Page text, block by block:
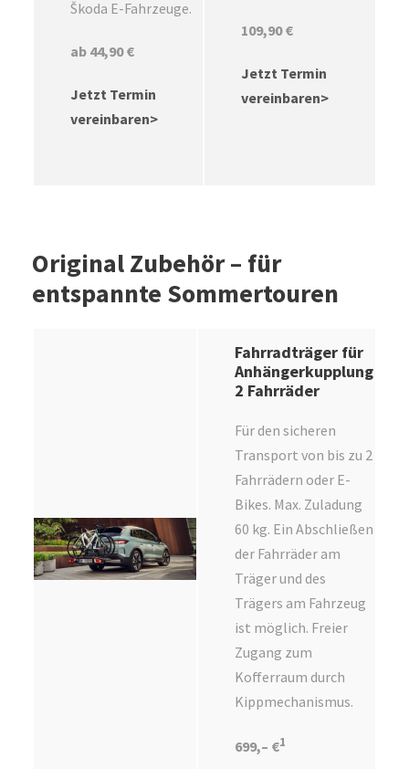
Škoda E-Fahrzeuge.
ab 44,90 €
Jetzt Termin
vereinbaren>
109,90 €
Jetzt Termin
vereinbaren>
Original Zubehör – für
entspannte Sommertouren
Fahrradträger für
Anhängerkupplung
2 Fahrräder
Für den sicheren
Transport von bis zu 2
Fahrrädern oder E-
Bikes. Max. Zuladung
60 kg. Ein Abschließen
der Fahrräder am
Träger und des
Trägers am Fahrzeug
ist möglich. Freier
Zugang zum
Kofferraum durch
Kippmechanismus.
699,– €1